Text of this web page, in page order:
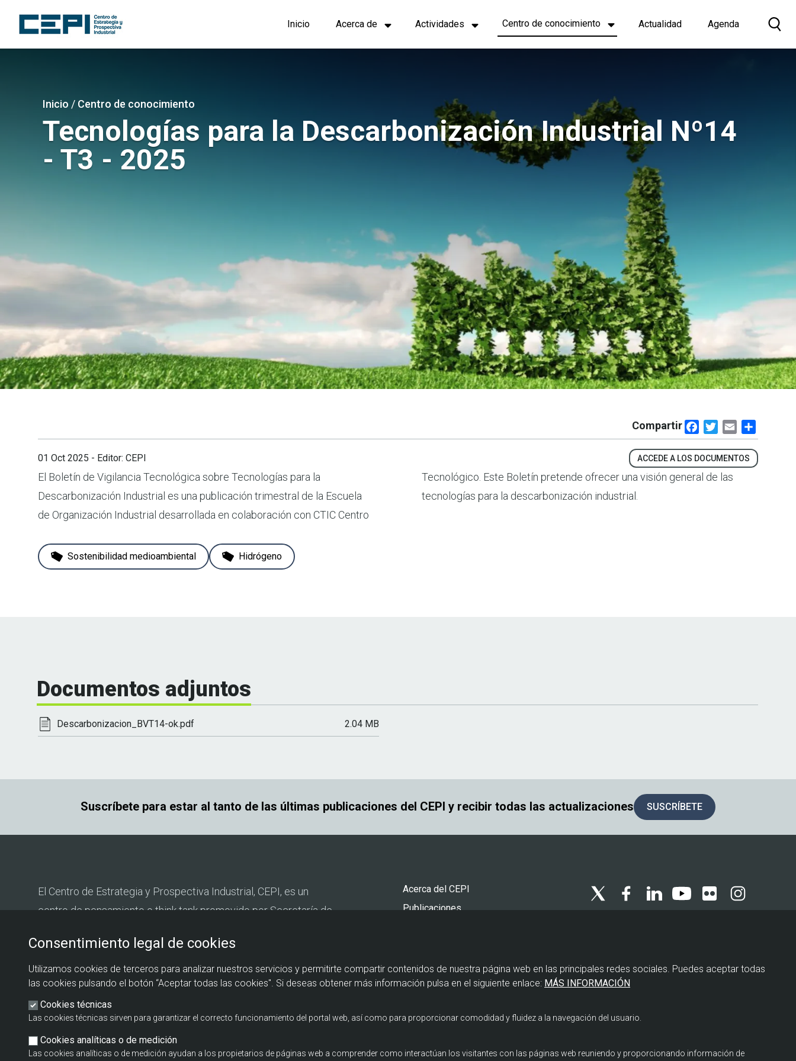
contenido
principal
Navegación
Inicio Acerca de Actividades Centro de conocimiento Actualidad Agenda
Sobrescribir
enlaces
ayuda
Inicio / Centro de conocimiento
Tecnologías para la Descarbonización Industrial Nº14
- T3 - 2025
Compartir FacebookTwitterEmail
01 Oct 2025 - Editor: CEPI ACCEDE A LOS DOCUMENTOS
El Boletín de Vigilancia Tecnológica sobre Tecnologías para la
Descarbonización Industrial es una publicación trimestral de la Escuela
de Organización Industrial desarrollada en colaboración con CTIC Centro
Tecnológico. Este Boletín pretende ofrecer una visión general de las
tecnologías para la descarbonización industrial.
Sostenibilidad medioambiental Hidrógeno
Documentos adjuntos
Descarbonizacion_BVT14-ok.pdf 2.04 MB
Suscríbete para estar al tanto de las últimas publicaciones del CEPI y recibir todas las actualizaciones SUSCRÍBETE
El Centro de Estrategia y Prospectiva Industrial, CEPI, es un
centro de pensamiento o think tank promovido por Secretaría de
Fundación EOI.
Pie
de
Acerca del CEPI
Publicaciones
Contacto
legal
Política de cookies
Aviso legal
Consentimiento legal de cookies
Utilizamos cookies de terceros para analizar nuestros servicios y permitirte compartir contenidos de nuestra página web en las principales redes sociales. Puedes aceptar todas
las cookies pulsando el botón “Aceptar todas las cookies". Si deseas obtener más información pulsa en el siguiente enlace: MÁS INFORMACIÓN
Cookies técnicas
Las cookies técnicas sirven para garantizar el correcto funcionamiento del portal web, así como para proporcionar comodidad y fluidez a la navegación del usuario.
Cookies analíticas o de medición
Las cookies analíticas o de medición ayudan a los propietarios de páginas web a comprender como interactúan los visitantes con las páginas web reuniendo y proporcionando información de